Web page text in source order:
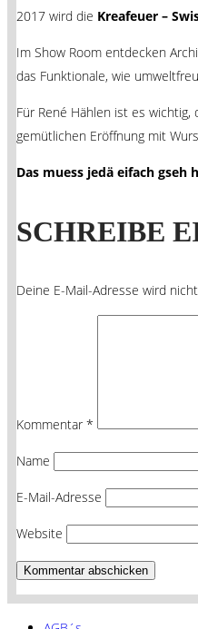
2017 wird die Kreafeuer –
Im Show Room entdecken
das Funktionale, wie
Für René Hählen ist es
gemütlichen Eröffnung mit
Das muess jedä eifach gseh
SCHREIBE
Deine E-Mail-Adresse wird
Kommentar *
Name
E-Mail-Adresse
Website